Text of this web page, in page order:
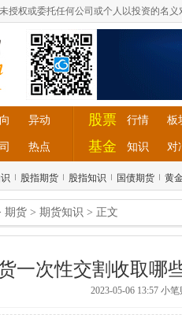
授权或委托任何公司或个人以投资的名
异动
热点
股票 行情 板
基金 知识 对
股指期货 股指知识 国债期货 黄
期货 > 期货知识 > 正文
一次性交割收取哪
2023-05-06 13:57 小